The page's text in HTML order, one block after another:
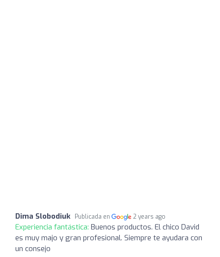
Dima Slobodiuk Publicada en 2 years ago
Experiencia fantástica: Buenos productos. El chico David
es muy majo y gran profesional. Siempre te ayudara con
un consejo